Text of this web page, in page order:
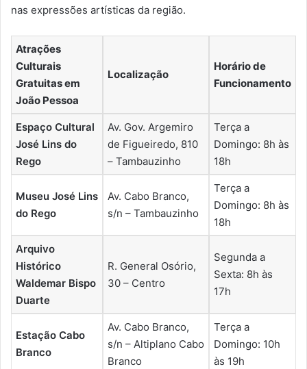
nas expressões artísticas da região.
Atrações
Culturais
Gratuitas em
João Pessoa
Localização
Horário de
Funcionamento
Espaço Cultural
José Lins do
Rego
Av. Gov. Argemiro
de Figueiredo, 810
– Tambauzinho
Terça a
Domingo: 8h às
18h
Museu José Lins
do Rego
Av. Cabo Branco,
s/n – Tambauzinho
Terça a
Domingo: 8h às
18h
Arquivo
Histórico
Waldemar Bispo
Duarte
R. General Osório,
30 – Centro
Segunda a
Sexta: 8h às
17h
Estação Cabo
Branco
Av. Cabo Branco,
s/n – Altiplano Cabo
Branco
Terça a
Domingo: 10h
às 19h